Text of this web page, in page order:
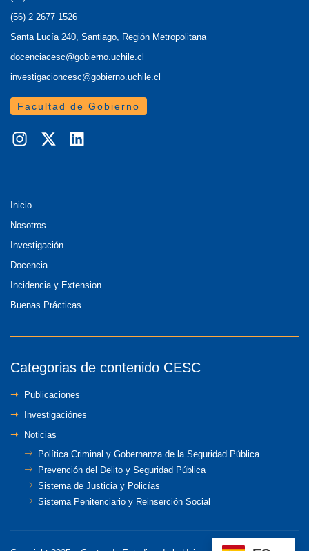
(56) 2 2677 1526
Santa Lucía 240, Santiago, Región Metropolitana
docenciacesc@gobierno.uchile.cl
investigacioncesc@gobierno.uchile.cl
Facultad de Gobierno
Inicio
Nosotros
Investigación
Docencia
Incidencia y Extension
Buenas Prácticas
Categorias de contenido CESC
Publicaciones
Investigaciónes
Noticias
Política Criminal y Gobernanza de la Seguridad Pública
Prevención del Delito y Seguridad Pública
Sistema de Justicia y Policías
Sistema Penitenciario y Reinserción Social